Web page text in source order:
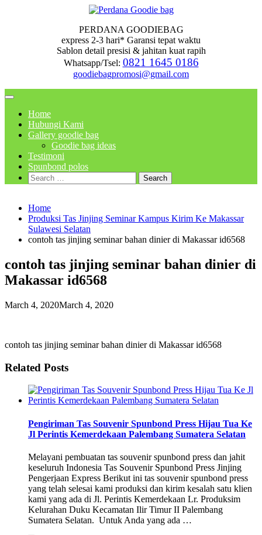
PERDANA GOODIEBAG
express 2-3 hari* Garansi tepat waktu
Sablon detail presisi & jahitan kuat rapih
Whatsapp/Tsel: 0821 1645 0186
goodiebagpromosi@gmail.com
Home
Hubungi Kami
Gallery goodie bag
Goodie bag ideas
Testimoni
Spunbond polos
Search
for:
Home
Produksi Tas Jinjing Seminar Kampus Kirim Ke Makassar
Sulawesi Selatan
contoh tas jinjing seminar bahan dinier di Makassar id6568
contoh tas jinjing seminar bahan dinier di
Makassar id6568
March 4, 2020March 4, 2020
contoh tas jinjing seminar bahan dinier di Makassar id6568
Related Posts
Pengiriman Tas Souvenir Spunbond Press Hijau Tua Ke
Jl Perintis Kemerdekaan Palembang Sumatera Selatan
Melayani pembuatan tas souvenir spunbond press dan jahit
keseluruh Indonesia Tas Souvenir Spunbond Press Jinjing
Pengerjaan Express Berikut ini tas souvenir spunbond press
yang telah selesai kami produksi dan kirim kesalah satu klien
kami yang ada di Jl. Perintis Kemerdekaan Lr. Produksim
Kelurahan Duku Kecamatan Ilir Timur II Palembang
Sumatera Selatan. Untuk Anda yang ada …